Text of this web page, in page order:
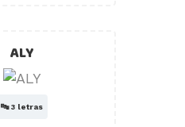
ALY
🔤3 letras